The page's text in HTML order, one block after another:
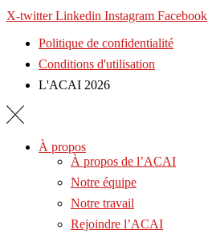
X-twitter Linkedin Instagram Facebook
Politique de confidentialité
Conditions d'utilisation
L'ACAI 2026
À propos
À propos de l’ACAI
Notre équipe
Notre travail
Rejoindre l’ACAI